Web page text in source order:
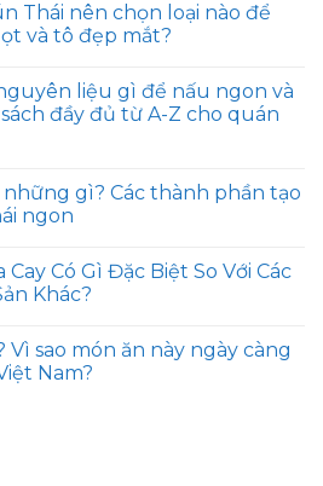
Thái nên chọn loại nào để
và tô đẹp mắt?
liệu gì để nấu ngon và
đầy đủ từ A-Z cho quán
gì? Các thành phần tạo
ngon
Cay Có Gì Đặc Biệt So Với Các
Khác?
Vì sao món ăn này ngày càng
Nam?